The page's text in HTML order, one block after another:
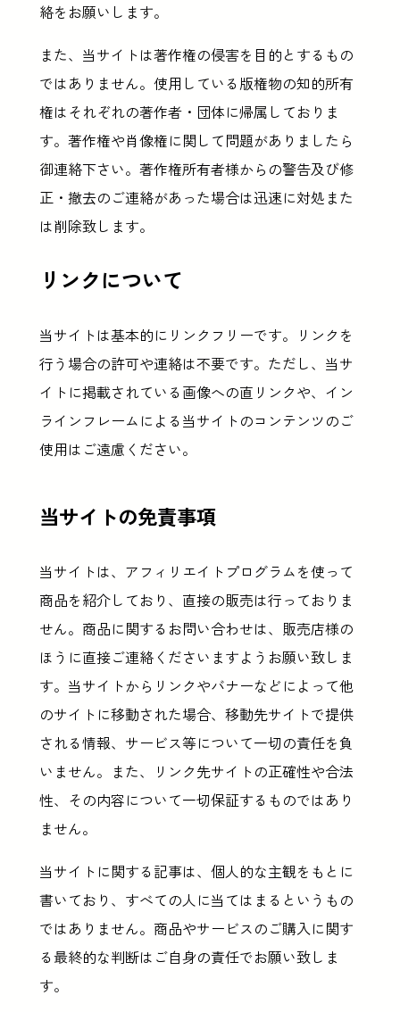
絡をお願いします。
また、当サイトは著作権の侵害を目的とするもの
ではありません。使用している版権物の知的所有
権はそれぞれの著作者・団体に帰属しておりま
す。著作権や肖像権に関して問題がありましたら
御連絡下さい。著作権所有者様からの警告及び修
正・撤去のご連絡があった場合は迅速に対処また
は削除致します。
リンクについて
当サイトは基本的にリンクフリーです。リンクを
行う場合の許可や連絡は不要です。ただし、当サ
イトに掲載されている画像への直リンクや、イン
ラインフレームによる当サイトのコンテンツのご
使用はご遠慮ください。
当サイトの免責事項
当サイトは、アフィリエイトプログラムを使って
商品を紹介しており、直接の販売は行っておりま
せん。商品に関するお問い合わせは、販売店様の
ほうに直接ご連絡くださいますようお願い致しま
す。当サイトからリンクやバナーなどによって他
のサイトに移動された場合、移動先サイトで提供
される情報、サービス等について一切の責任を負
いません。また、リンク先サイトの正確性や合法
性、その内容について一切保証するものではあり
ません。
当サイトに関する記事は、個人的な主観をもとに
書いており、すべての人に当てはまるというもの
ではありません。商品やサービスのご購入に関す
る最終的な判断はご自身の責任でお願い致しま
す。